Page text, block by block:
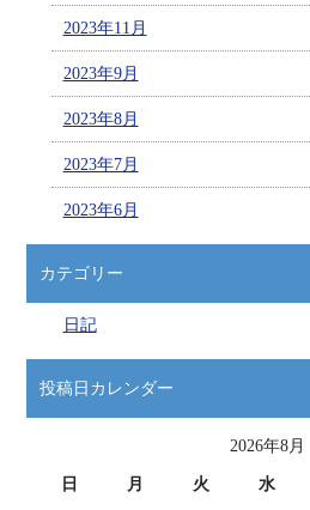
2023年11月
2023年9月
2023年8月
2023年7月
2023年6月
カテゴリー
日記
投稿日カレンダー
2026年8月
日 月 火 水